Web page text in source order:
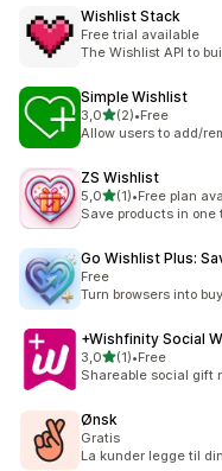
Wishlist Stack
Free trial available
The Wishlist API to
Simple Wishlist
3,0av 5 stjerner
(2)
Totalt 2 omtaler
•Free
Allow users to add/
ZS Wishlist
5,0av 5 stjerner
(1)
Totalt 1 omtaler
•Free plan
Save products in one
Go Wishlist Plus:
Free
Turn browsers into
+Wishfinity Social
3,0av 5 stjerner
(1)
Totalt 1 omtaler
•Free
Shareable social gift
Ønsk
Gratis
La kunder legge til